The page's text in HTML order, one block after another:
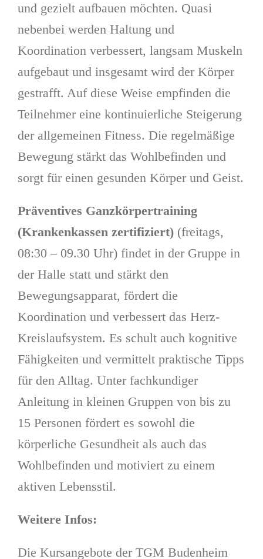
und gezielt aufbauen möchten. Quasi
nebenbei werden Haltung und
Koordination verbessert, langsam Muskeln
aufgebaut und insgesamt wird der Körper
gestrafft. Auf diese Weise empfinden die
Teilnehmer eine kontinuierliche Steigerung
der allgemeinen Fitness. Die regelmäßige
Bewegung stärkt das Wohlbefinden und
sorgt für einen gesunden Körper und Geist.
Präventives Ganzkörpertraining
(Krankenkassen zertifiziert) (freitags,
08:30 – 09.30 Uhr) findet in der Gruppe in
der Halle statt und stärkt den
Bewegungsapparat, fördert die
Koordination und verbessert das Herz-
Kreislaufsystem. Es schult auch kognitive
Fähigkeiten und vermittelt praktische Tipps
für den Alltag. Unter fachkundiger
Anleitung in kleinen Gruppen von bis zu
15 Personen fördert es sowohl die
körperliche Gesundheit als auch das
Wohlbefinden und motiviert zu einem
aktiven Lebensstil.
Weitere Infos:
Die Kursangebote der TGM Budenheim